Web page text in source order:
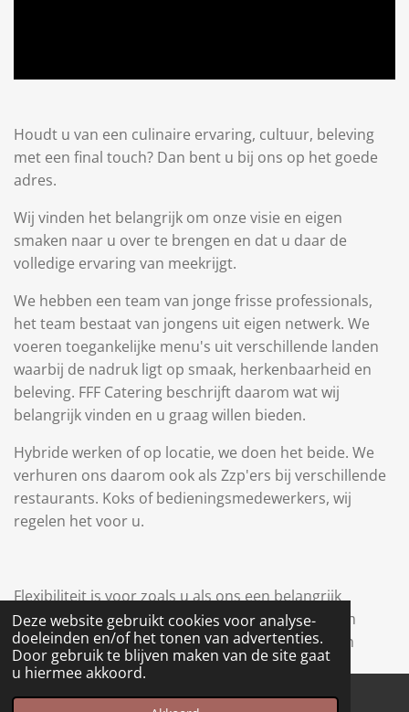
Deze website gebruikt cookies voor analyse-
doeleinden en/of het tonen van advertenties.
Door gebruik te blijven maken van de site gaat
u hiermee akkoord.
Houdt u van een culinaire ervaring, cultuur, beleving
met een final touch? Dan bent u bij ons op het goede
adres.
Wij vinden het belangrijk om onze visie en eigen
smaken naar u over te brengen en dat u daar de
volledige ervaring van meekrijgt.
We hebben een team van jonge frisse professionals,
het team bestaat van jongens uit eigen netwerk. We
voeren toegankelijke menu's uit verschillende landen
waarbij de nadruk ligt op smaak, herkenbaarheid en
beleving. FFF Catering beschrijft daarom wat wij
belangrijk vinden en u graag willen bieden.
Hybride werken of op locatie, we doen het beide. We
verhuren ons daarom ook als Zzp'ers bij verschillende
restaurants. Koks of bedieningsmedewerkers, wij
regelen het voor u.
Flexibiliteit is voor zoals u als ons een belangrijk
onderdeel om u de beste service te bieden. Neem
vrijblijvend contact met me op, ik zal al uw vragen
beantwoorden en wie weet zien we elkaar snel:)